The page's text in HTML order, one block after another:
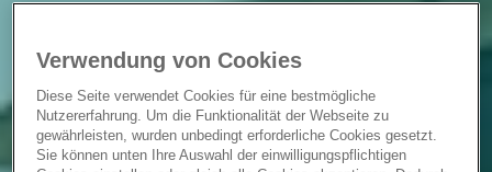
Verwendung von Cookies
Diese Seite verwendet Cookies für eine bestmögliche
Nutzererfahrung. Um die Funktionalität der Webseite zu
gewährleisten, wurden unbedingt erforderliche Cookies gesetzt.
Sie können unten Ihre Auswahl der einwilligungspflichtigen